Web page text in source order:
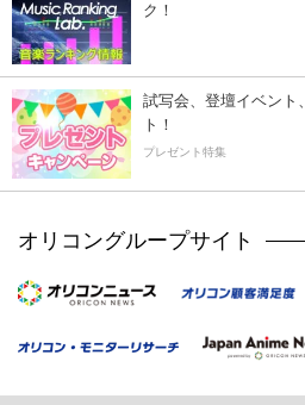
ク！
試写会、登壇イベント
ト！
プレゼント特集
オリコングループサイト